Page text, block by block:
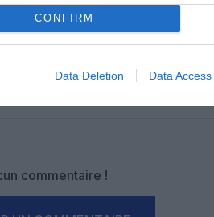
CONFIRM
Data Deletion Data Access
FacebookTwitterPinterest
commentaire !